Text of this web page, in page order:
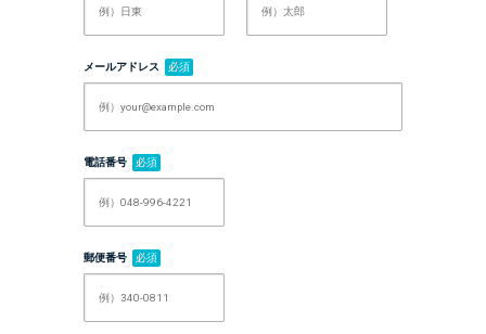
メールアドレス 必須
電話番号 必須
郵便番号 必須